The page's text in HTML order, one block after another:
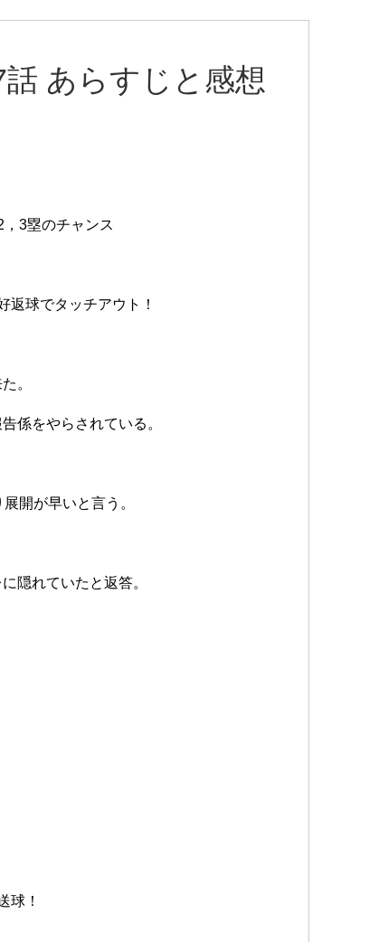
あらすじと感想
3塁のチャンス
返球でタッチアウト！
。
係をやらされている。
開が早いと言う。
隠れていたと返答。
球！